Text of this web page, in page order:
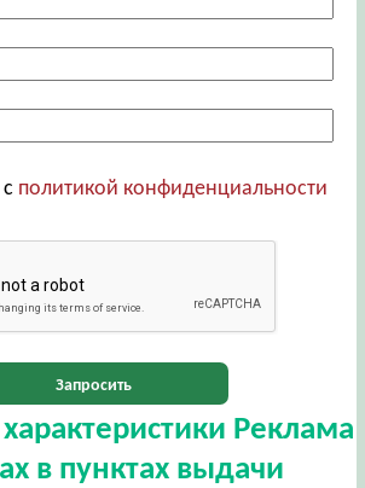
политикой конфиденциальности
Запросить
Реклама
в пунктах выдачи